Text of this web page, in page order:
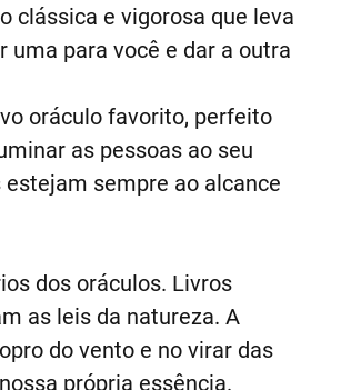
clássica e vigorosa que leva
uma para você e dar a outra
oráculo favorito, perfeito
as pessoas ao seu
sempre ao alcance
dos oráculos. Livros
as leis da natureza. A
do vento e no virar das
própria essência.